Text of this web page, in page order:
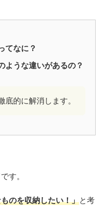
てなに？
ような違いがあるの？
底的に解消します。
す。
のを収納したい！」と考